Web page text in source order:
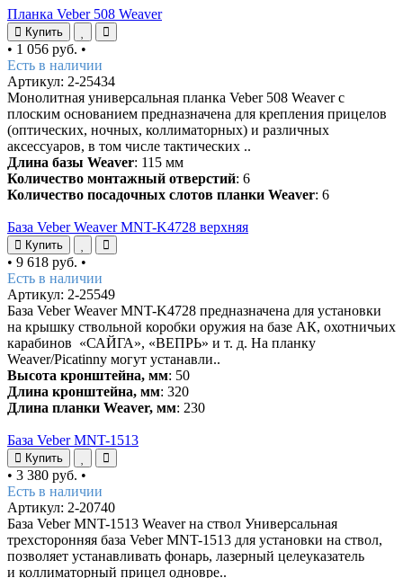
Планка Veber 508 Weaver
Купить
• 1 056 руб. •
Есть в наличии
Артикул: 2-25434
Монолитная универсальная планка Veber 508 Weaver с
плоским основанием предназначена для крепления прицелов
(оптических, ночных, коллиматорных) и различных
аксессуаров, в том числе тактических ..
Длина базы Weaver: 115 мм
Количество монтажный отверстий: 6
Количество посадочных слотов планки Weaver: 6
База Veber Weaver MNT-K4728 верхняя
Купить
• 9 618 руб. •
Есть в наличии
Артикул: 2-25549
База Veber Weaver MNT-K4728 предназначена для установки
на крышку ствольной коробки оружия на базе АК, охотничьих
карабинов «САЙГА», «ВЕПРЬ» и т. д. На планку
Weaver/Picatinny могут устанавли..
Высота кронштейна, мм: 50
Длина кронштейна, мм: 320
Длина планки Weaver, мм: 230
База Veber MNT-1513
Купить
• 3 380 руб. •
Есть в наличии
Артикул: 2-20740
База Veber MNT-1513 Weaver на ствол Универсальная
трехсторонняя база Veber MNT-1513 для установки на ствол,
позволяет устанавливать фонарь, лазерный целеуказатель
и коллиматорный прицел одновре..